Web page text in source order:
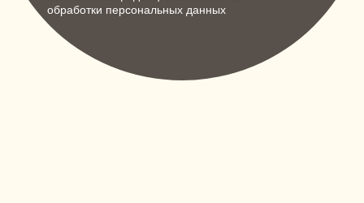
обработки персональных данных